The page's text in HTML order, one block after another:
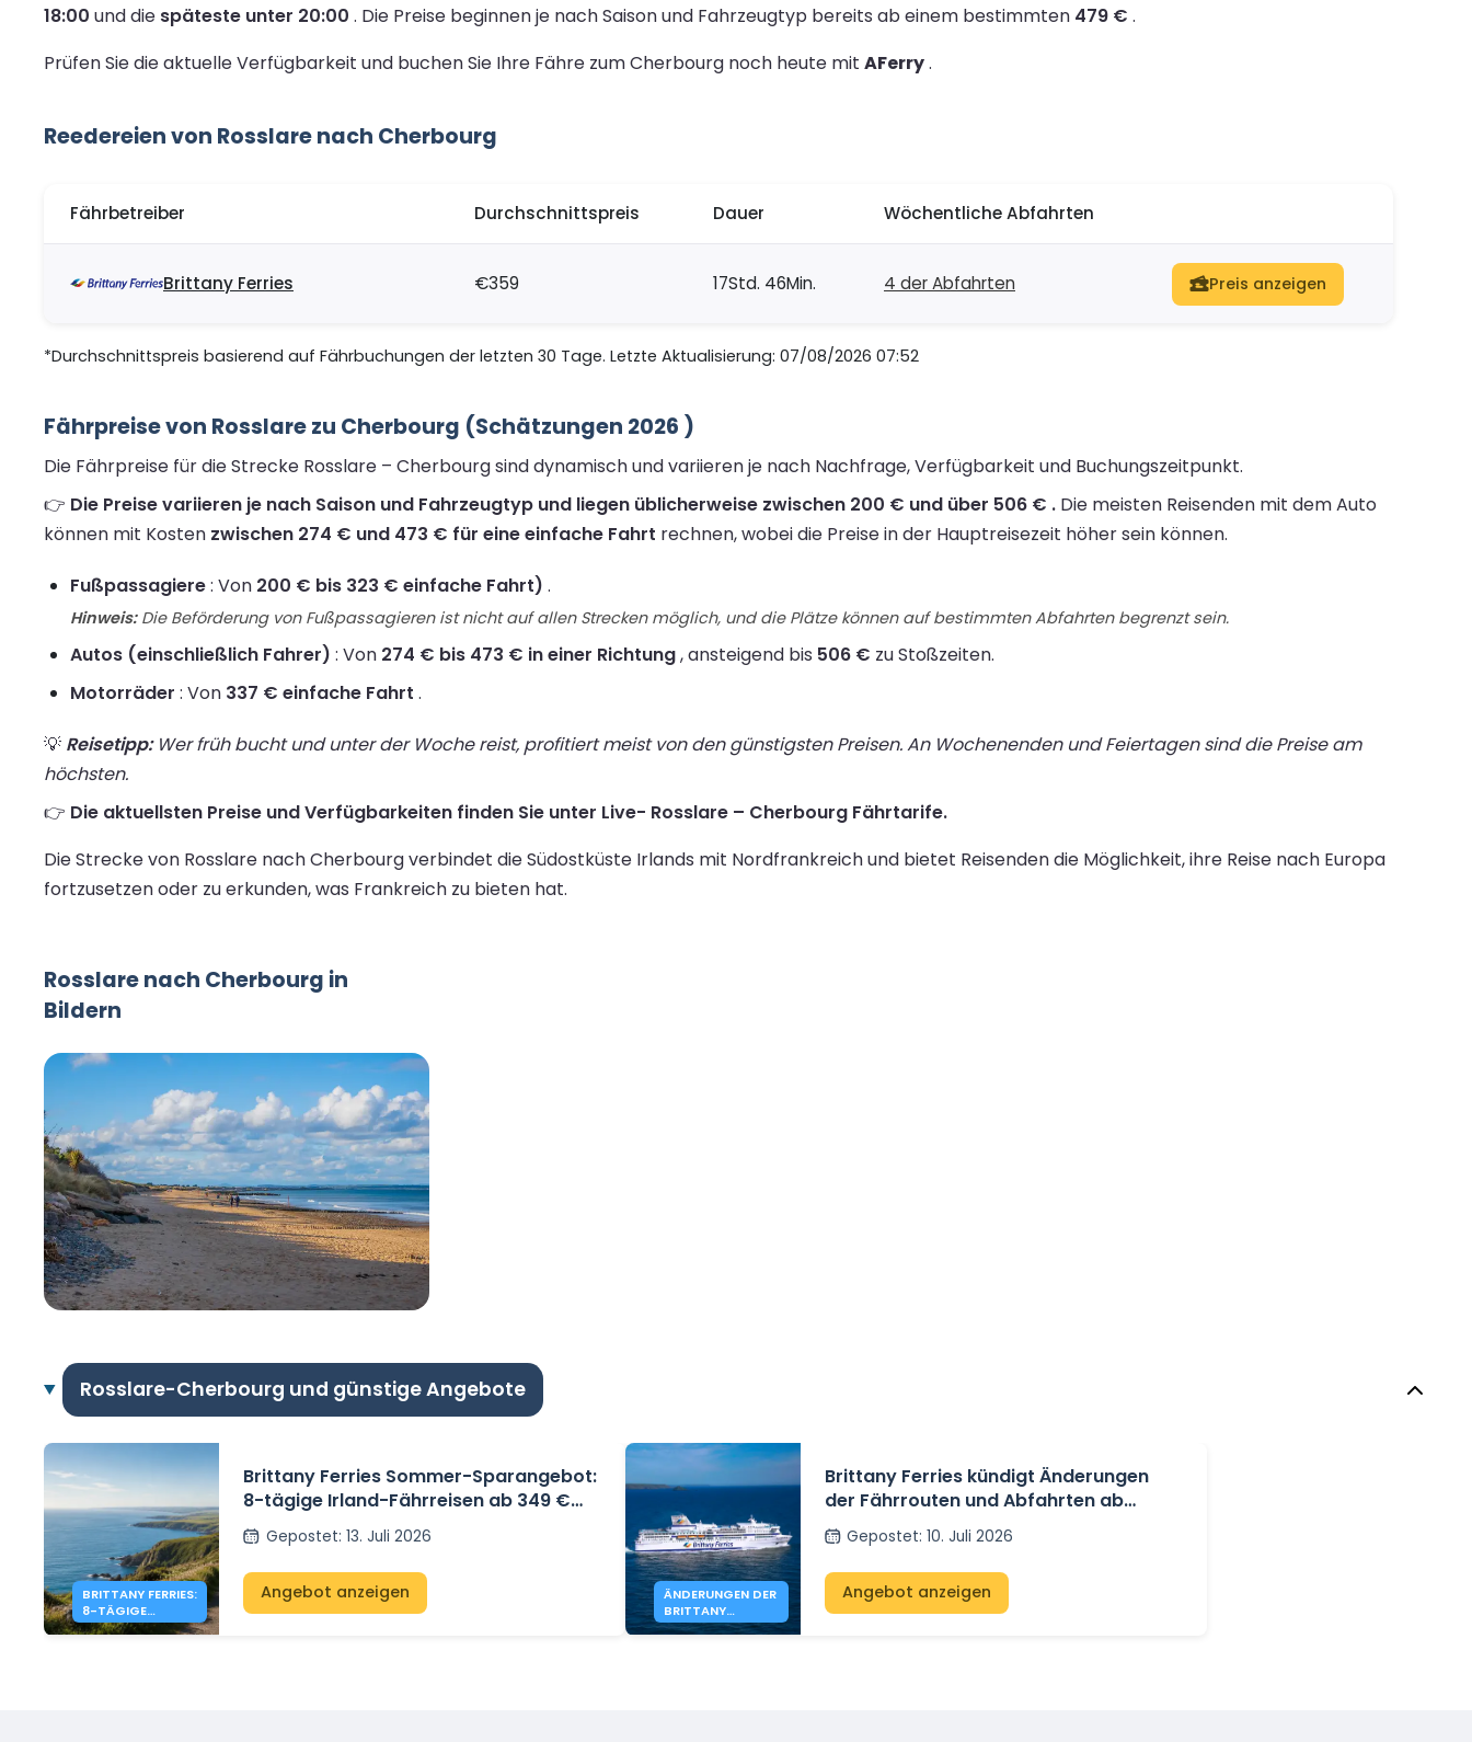
18:00 und die späteste unter 20:00 . Die Preise beginnen je nach Saison und Fahrzeugtyp bereits ab einem bestimmten 479 € .
Prüfen Sie die aktuelle Verfügbarkeit und buchen Sie Ihre Fähre zum Cherbourg noch heute mit AFerry.
Reedereien von Rosslare nach Cherbourg
Fährbetreiber Durchschnittspreis Dauer Wöchentliche Abfahrten
Brittany Ferries €359 17Std. 46Min. 4 der Abfahrten Preis anzeigen
*Durchschnittspreis basierend auf Fährbuchungen der letzten 30 Tage. Letzte Aktualisierung: 07/08/2026 07:52
Fährpreise von Rosslare zu Cherbourg (Schätzungen 2026 )
Die Fährpreise für die Strecke Rosslare – Cherbourg sind dynamisch und variieren je nach Nachfrage, Verfügbarkeit und Buchungszeitpunkt.
👉 Die Preise variieren je nach Saison und Fahrzeugtyp und liegen üblicherweise zwischen 200 € und über 506 € . Die meisten Reisenden mit dem Auto
können mit Kosten zwischen 274 € und 473 € für eine einfache Fahrt rechnen, wobei die Preise in der Hauptreisezeit höher sein können.
Fußpassagiere: Von 200 € bis 323 € einfache Fahrt) .
Hinweis:Die Beförderung von Fußpassagieren ist nicht auf allen Strecken möglich, und die Plätze können auf bestimmten Abfahrten begrenzt sein.
Autos (einschließlich Fahrer) : Von 274 € bis 473 € in einer Richtung, ansteigend bis 506 € zu Stoßzeiten.
Motorräder : Von 337 € einfache Fahrt .
💡 Reisetipp:Wer früh bucht und unter der Woche reist, profitiert meist von den günstigsten Preisen. An Wochenenden und Feiertagen sind die Preise am
höchsten.
👉 Die aktuellsten Preise und Verfügbarkeiten finden Sie unter Live- Rosslare – Cherbourg Fährtarife.
Die Strecke von Rosslare nach Cherbourg verbindet die Südostküste Irlands mit Nordfrankreich und bietet Reisenden die Möglichkeit, ihre Reise nach Europa
fortzusetzen oder zu erkunden, was Frankreich zu bieten hat.
Rosslare nach Cherbourg in
Bildern
Rosslare-Cherbourg und günstige Angebote
BRITTANY FERRIES:
8-TÄGIGE
IRLANDREISE AB
Brittany Ferries Sommer-Sparangebot:
8-tägige Irland-Fährreisen ab 349 €
(Hin- und Rückfahrt).
Gepostet: 13. Juli 2026
Angebot anzeigen
ÄNDERUNGEN DER
BRITTANY
FERRIES-ROUTE
Brittany Ferries kündigt Änderungen
der Fährrouten und Abfahrten ab
Herbst 2026 an.
Gepostet:10. Juli 2026
Angebot anzeigen